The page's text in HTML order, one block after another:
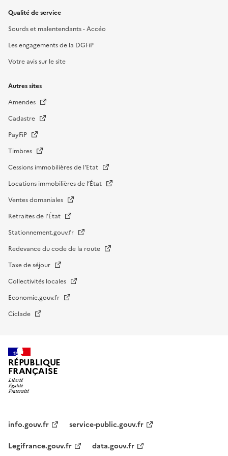
Qualité de service
Sourds et malentendants - Accéo
Les engagements de la DGFiP
Votre avis sur le site
Autres sites
Amendes
Cadastre
PayFiP
Timbres
Cessions immobilières de l'Etat
Locations immobilières de l’État
Ventes domaniales
Retraites de l'État
Stationnement.gouv.fr
Redevance du code de la route
Taxe de séjour
Collectivités locales
Economie.gouv.fr
Ciclade
RÉPUBLIQUE
FRANÇAISE
institutionnel
info.gouv.fr
service-public.gouv.fr
Legifrance.gouv.fr
data.gouv.fr